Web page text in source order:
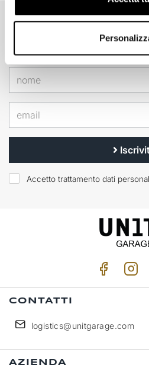
EMAIL
Iscriviti gratuitamente
Accetto trattamento dati
CONTATTI
logistics@unitgarage.com
AZIENDA